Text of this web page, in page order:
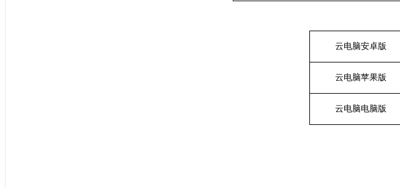
云电脑安卓版
云电脑苹果版
云电脑电脑版